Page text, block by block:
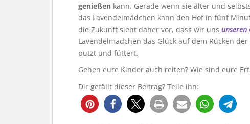
genießen kann. Gerade wenn sie älter und
das Lavendelmädchen kann den Hof in fünf
die Zukunft sieht daher vor, dass wir uns unseren
Lavendelmädchen das Glück auf dem Rücken
putzt und füttert.
Gehen eure Kinder auch reiten? Wie sind eure
Dir gefällt dieser Beitrag? Teile ihn:
49